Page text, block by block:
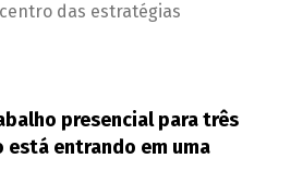
das estratégias
presencial para três
está entrando em uma